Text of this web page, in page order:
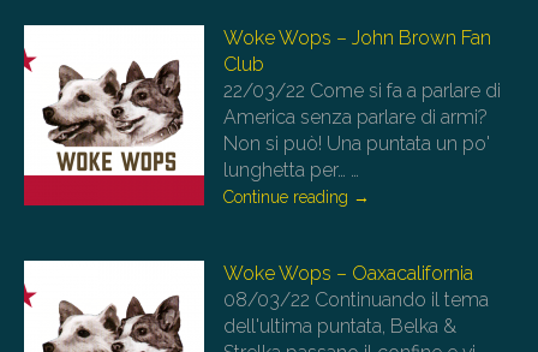
Woke Wops – John Brown Fan
Club
22/03/22 Come si fa a parlare di
America senza parlare di armi?
Non si può! Una puntata un po'
lunghetta per… …
Continue reading →
Woke Wops – Oaxacalifornia
08/03/22 Continuando il tema
dell'ultima puntata, Belka &